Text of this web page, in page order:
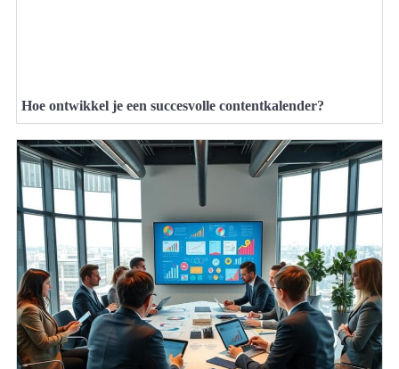
Hoe ontwikkel je een succesvolle contentkalender?